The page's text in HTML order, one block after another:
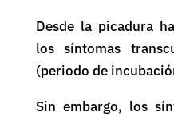
Desde la picadura
los síntomas
(periodo de
Sin embargo, los